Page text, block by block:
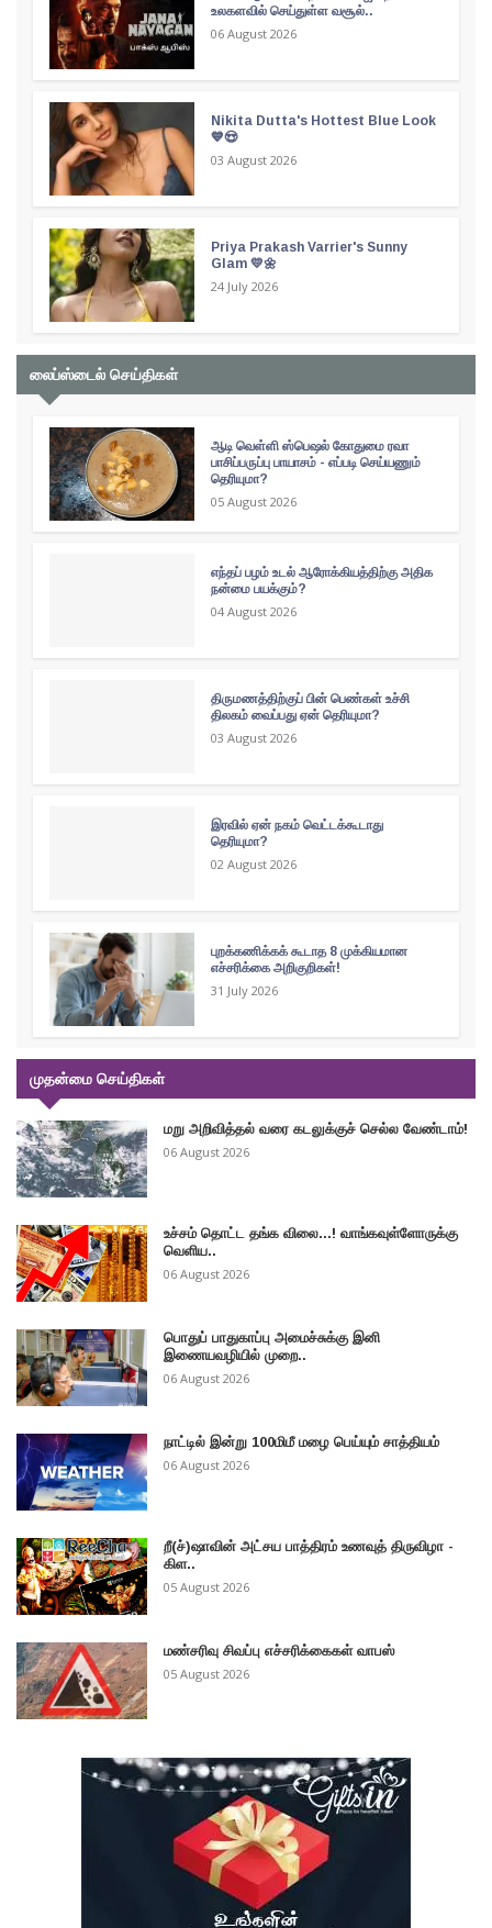
உலகளவில் செய்துள்ள வசூல்..
06 August 2026
Nikita Dutta's Hottest Blue Look
💙😍
03 August 2026
Priya Prakash Varrier's Sunny
Glam 💛🌼
24 July 2026
லைப்ஸ்டைல் செய்திகள்
ஆடி வெள்ளி ஸ்பெஷல் கோதுமை ரவா
பாசிப்பருப்பு பாயாசம் - எப்படி செய்யணும்
தெரியுமா?
05 August 2026
எந்தப் பழம் உடல் ஆரோக்கியத்திற்கு அதிக
நன்மை பயக்கும்?
04 August 2026
திருமணத்திற்குப் பின் பெண்கள் உச்சி
திலகம் வைப்பது ஏன் தெரியுமா?
03 August 2026
இரவில் ஏன் நகம் வெட்டக்கூடாது
தெரியுமா?
02 August 2026
புறக்கணிக்கக் கூடாத 8 முக்கியமான
எச்சரிக்கை அறிகுறிகள்!
31 July 2026
முதன்மை செய்திகள்
மறு அறிவித்தல் வரை கடலுக்குச் செல்ல வேண்டாம்!
06 August 2026
உச்சம் தொட்ட தங்க விலை...! வாங்கவுள்ளோருக்கு
வெளிய..
06 August 2026
பொதுப் பாதுகாப்பு அமைச்சுக்கு இனி
இணையவழியில் முறை..
06 August 2026
நாட்டில் இன்று 100மிமீ மழை பெய்யும் சாத்தியம்
06 August 2026
றீ(ச்)ஷாவின் அட்சய பாத்திரம் உணவுத் திருவிழா -
கிள..
05 August 2026
மண்சரிவு சிவப்பு எச்சரிக்கைகள் வாபஸ்
05 August 2026